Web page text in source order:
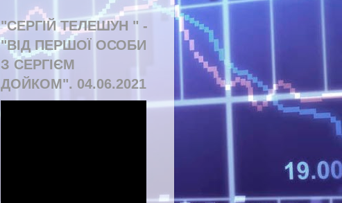
"СЕРГІЙ ТЕЛЕШУН " -
"ВІД ПЕРШОЇ ОСОБИ
З СЕРГІЄМ
ДОЙКОМ". 04.06.2021